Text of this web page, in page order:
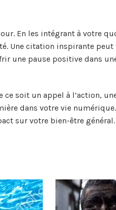
En les intégrant à votre
Une citation inspirante peut
une pause positive dans
soit un appel à l’action,
dans votre vie numérique.
sur votre bien-être général.